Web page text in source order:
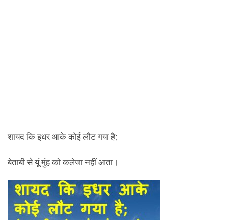
शायद कि इधर आके कोई लौट गया है;
बेताबी से यूं मुंह को कलेजा नहीं आता।